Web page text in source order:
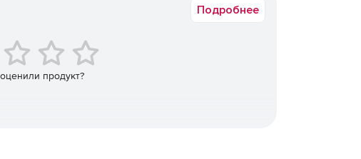
могут моментально запускаться, прекращаться
интерфейс отображает статус и время, оставшееся до
Подробнее
продукт?